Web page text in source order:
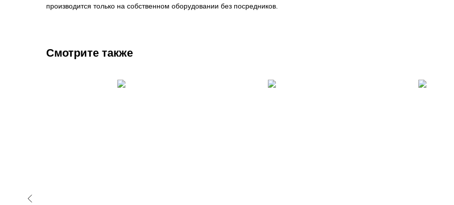
производится только на собственном оборудовании без посредников.
Смотрите также